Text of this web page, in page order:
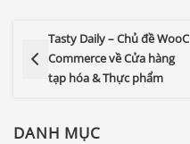
Tasty Daily – Chủ đề WooC
Commerce về Cửa hàng
tạp hóa & Thực phẩm
DANH MỤC